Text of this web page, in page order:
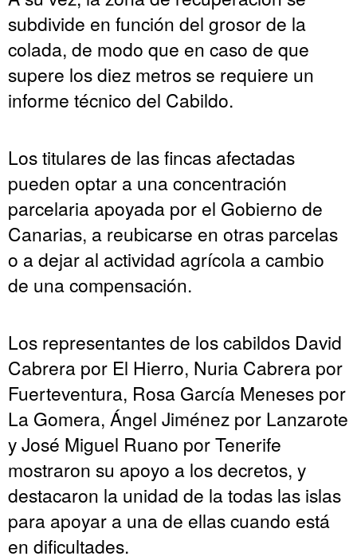
subdivide en función del grosor de la
colada, de modo que en caso de que
supere los diez metros se requiere un
informe técnico del Cabildo.
Los titulares de las fincas afectadas
pueden optar a una concentración
parcelaria apoyada por el Gobierno de
Canarias, a reubicarse en otras parcelas
o a dejar al actividad agrícola a cambio
de una compensación.
Los representantes de los cabildos David
Cabrera por El Hierro, Nuria Cabrera por
Fuerteventura, Rosa García Meneses por
La Gomera, Ángel Jiménez por Lanzarote
y José Miguel Ruano por Tenerife
mostraron su apoyo a los decretos, y
destacaron la unidad de la todas las islas
para apoyar a una de ellas cuando está
en dificultades.